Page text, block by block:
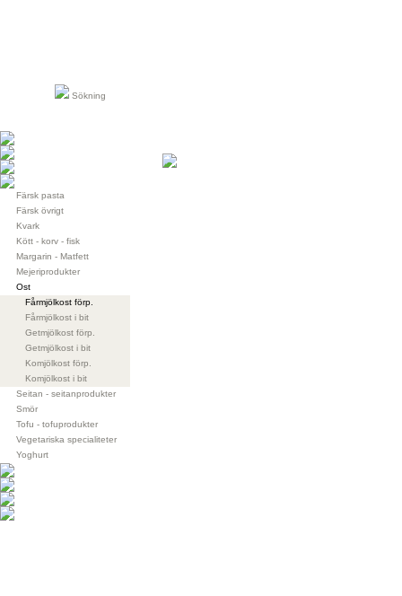
Sökning
Färsk pasta
Färsk övrigt
Kvark
Kött - korv - fisk
Margarin - Matfett
Mejeriprodukter
Ost
Fårmjölkost förp.
Fårmjölkost i bit
Getmjölkost förp.
Getmjölkost i bit
Komjölkost förp.
Komjölkost i bit
Seitan - seitanprodukter
Smör
Tofu - tofuprodukter
Vegetariska specialiteter
Yoghurt